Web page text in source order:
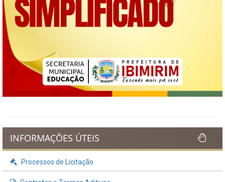
INFORMAÇÕES ÚTEIS
Processos de Licitação